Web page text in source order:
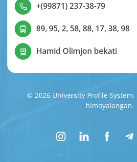
+(99871) 237-38-79
89, 95, 2, 58, 88, 17, 38, 98
Hamid Olimjon bekati
© 2026 University Profile
himoyalangan.